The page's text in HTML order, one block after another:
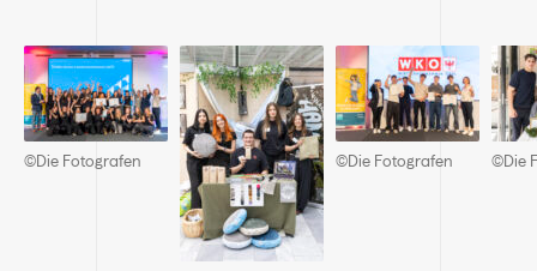
©Die Fotografen ©Die Fotografen ©Die